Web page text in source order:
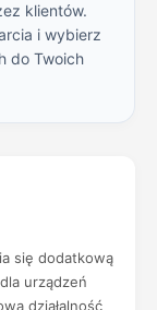
klientów.
i wybierz
do Twoich
się dodatkową
urządzeń
działalność